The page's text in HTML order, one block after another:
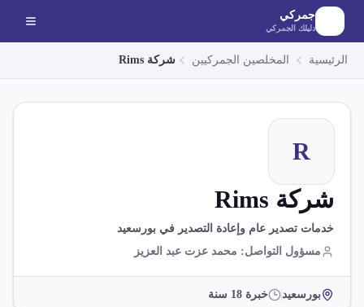
الانتقال إلى المحتوى الرئيسي
جمركي
دليلك الجمركي
الرئيسية المخلصين الجمركيين شركة Rims
R
شركة Rims
خدمات تصدير عام وإعادة التصدير في بورسعيد
مسؤول التواصل: محمد عزت عبد العزيز
بورسعيد خبرة 18 سنة